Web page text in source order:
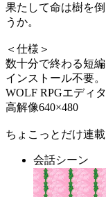
果たして命は樹を
うか。
＜仕様＞
数十分で終わる短編
インストール不要。
WOLF RPGエディタ
高解像640×480
ちょこっとだけ連
会話シーン